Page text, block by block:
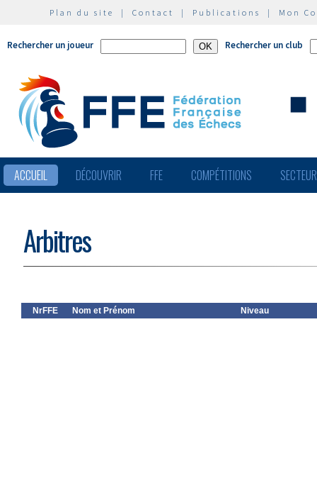
Plan du site | Contact | Publications | Mon
Rechercher un joueur Rechercher un club
ACCUEIL DÉCOUVRIR FFE COMPÉTITIONS
Arbitres
NrFFE Nom et Prénom Niveau